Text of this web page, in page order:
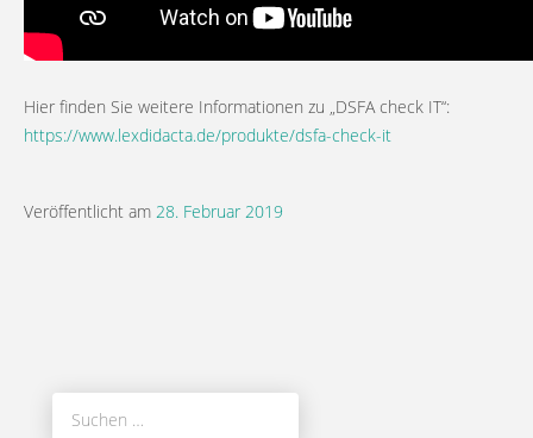
Hier finden Sie weitere Informationen zu „DSFA check IT“:
https://www.lexdidacta.de/produkte/dsfa-check-it
Veröffentlicht am 28. Februar 2019
nach: